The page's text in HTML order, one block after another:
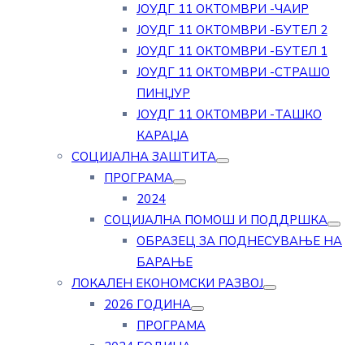
ЈОУДГ 11 ОКТОМВРИ -ЧАИР
ЈОУДГ 11 ОКТОМВРИ -БУТЕЛ 2
ЈОУДГ 11 ОКТОМВРИ -БУТЕЛ 1
ЈОУДГ 11 ОКТОМВРИ -СТРАШО
ПИНЏУР
ЈОУДГ 11 ОКТОМВРИ -ТАШКО
КАРАЏА
СОЦИЈАЛНА ЗАШТИТА
ПРОГРАМА
2024
СОЦИЈАЛНА ПОМОШ И ПОДДРШКА
ОБРАЗЕЦ ЗА ПОДНЕСУВАЊЕ НА
БАРАЊЕ
ЛОКАЛЕН ЕКОНОМСКИ РАЗВОЈ
2026 ГОДИНА
ПРОГРАМА